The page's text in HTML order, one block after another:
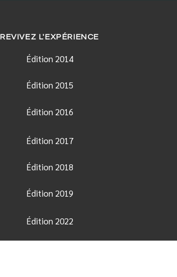
REVIVEZ L'EXPÉRIENCE
Édition 2014
Édition 2015
Édition 2016
Édition 2017
Édition 2018
Édition 2019
Édition 2022